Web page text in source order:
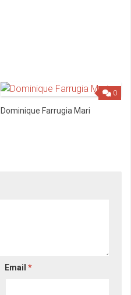
0
Dominique Farrugia Mari
Email*